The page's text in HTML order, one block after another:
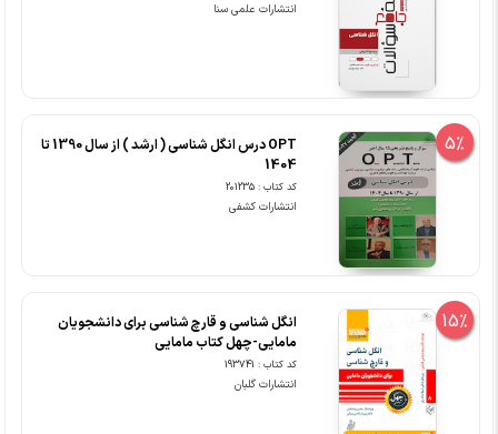
انتشارات علمی سنا
5%
OPT درس انگل شناسی ( ارشد ) از سال 1390 تا
1404
کد کتاب : 201235
انتشارات کشفی
15%
انگل شناسی و قارچ شناسی برای دانشجویان
مامایی-چهل کتاب مامایی
کد کتاب : 193741
انتشارات گلبان